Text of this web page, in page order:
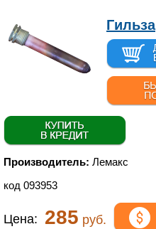
Гильза
Производитель: Лемакс
код 093953
Цена: 285 руб.